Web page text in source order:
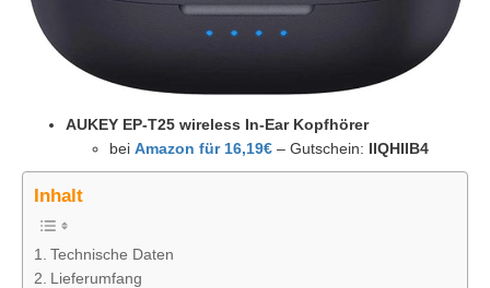
AUKEY EP-T25 wireless In-Ear Kopfhörer
bei Amazon für 16,19€ – Gutschein: IIQHIIB4
Inhalt
Technische Daten
Lieferumfang